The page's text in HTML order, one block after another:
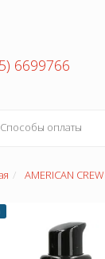
6699766
Способы оплаты
AMERICAN CREW